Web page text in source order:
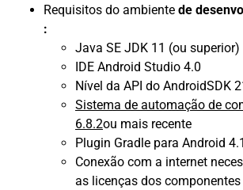
Requisitos do ambiente de
:
Java SE JDK 11 (ou superior)
IDE Android Studio 4.0
Nível da API do AndroidSDK
Sistema de automação de
6.8.2ou mais recente
Plugin Gradle para Android
Conexão com a internet
as licenças dos componentes